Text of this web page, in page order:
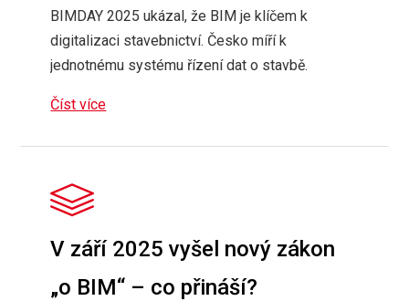
BIMDAY 2025 ukázal, že BIM je klíčem k
digitalizaci stavebnictví. Česko míří k
jednotnému systému řízení dat o stavbě.
Číst více
V září 2025 vyšel nový zákon
„o BIM“ – co přináší?